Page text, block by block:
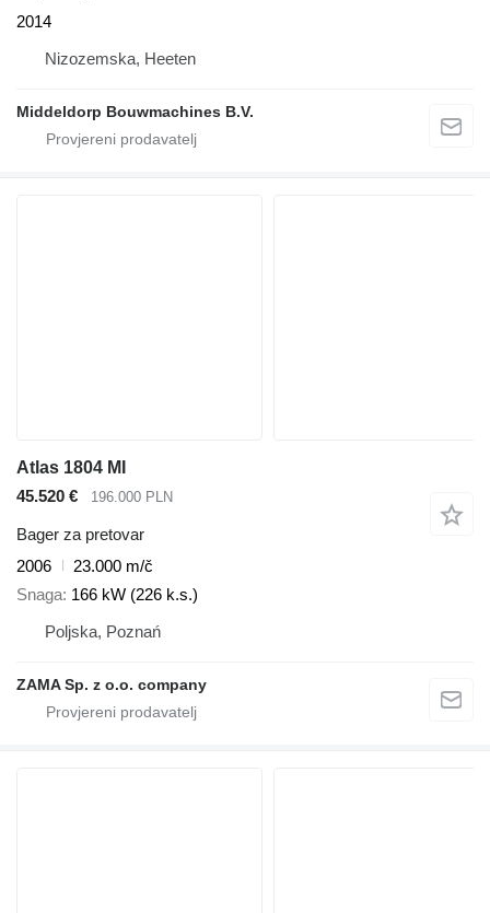
2014
Nizozemska, Heeten
Middeldorp Bouwmachines B.V.
Atlas 1804 MI
45.520 €
196.000 PLN
Bager za pretovar
2006
23.000 m/č
Snaga 166 kW (226 k.s.)
Poljska, Poznań
ZAMA Sp. z o.o. company